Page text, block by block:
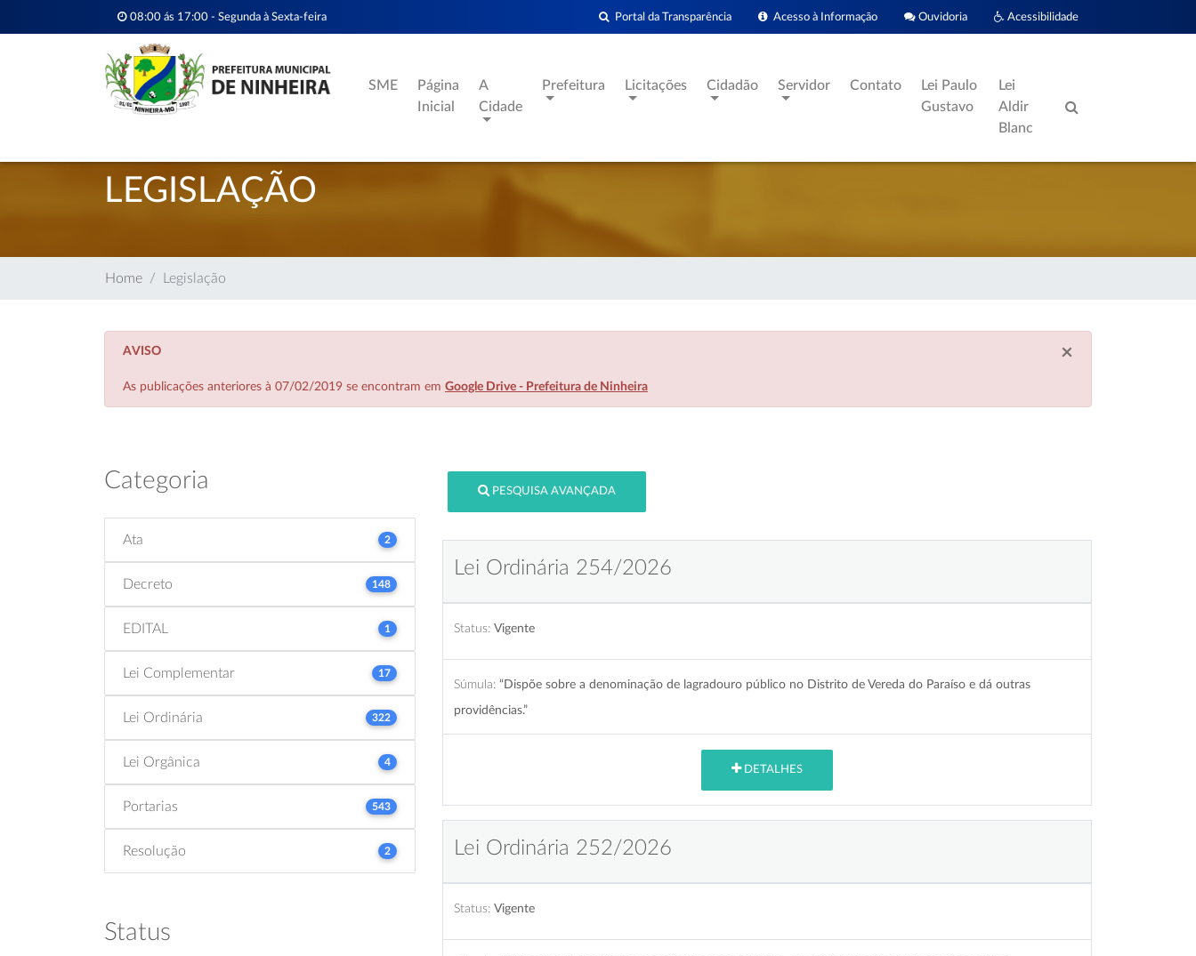
08:00 ás 17:00 - Segunda à Sexta-feira Acessibilidade
Ouvidoria
Acesso à Informação
Portal da Transparência
SME
Página
Inicial
A
Cidade
Prefeitura Licitações Cidadão Servidor Contato
Lei Paulo
Gustavo
Lei
Aldir
Blanc
LEGISLAÇÃO
Home Legislação
×
AVISO
As publicações anteriores à 07/02/2019 se encontram em Google Drive - Prefeitura de Ninheira
Categoria
Ata 2
Decreto 148
EDITAL 1
Lei Complementar 17
Lei Ordinária 322
Lei Orgânica 4
Portarias 543
Resolução 2
Status
PESQUISA AVANÇADA
Lei Ordinária 254/2026
Status: Vigente
Súmula: “Dispõe sobre a denominação de lagradouro público no Distrito de Vereda do Paraíso e dá outras
providências.”
DETALHES
Lei Ordinária 252/2026
Status: Vigente